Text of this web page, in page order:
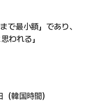
で最小額」であり、
われる」
韓国時間）